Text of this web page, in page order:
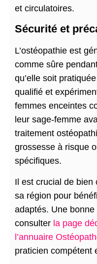
et circulatoires.
Sécurité et
L’ostéopathie est
comme sûre
qu’elle soit
qualifié et
femmes enceintes
leur sage-femme
traitement
grossesse à risque
spécifiques.
Il est crucial de bien
sa région pour
adaptés. Une
consulter la page
l’annuaire
praticien compétent